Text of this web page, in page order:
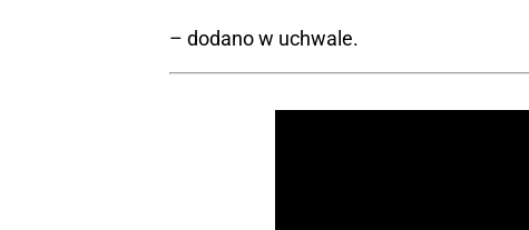
– dodano w uchwale.